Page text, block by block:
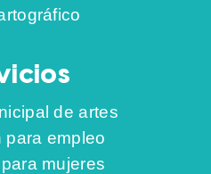
de artes
para empleo
mujeres